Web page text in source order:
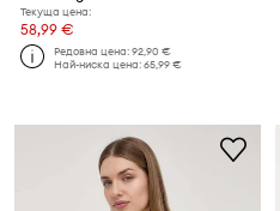
Текуща цена:
58,99 €
Редовна цена:92,90 €
Най-ниска цена:65,99 €